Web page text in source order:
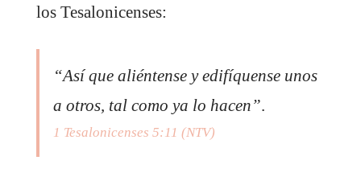
los Tesalonicenses:
“Así que aliéntense y edifíquense unos
a otros, tal como ya lo hacen”.
1 Tesalonicenses 5:11 (NTV)